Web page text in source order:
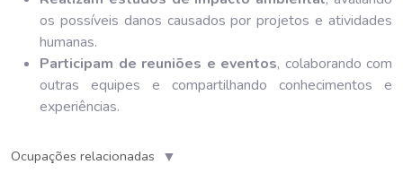
os possíveis danos causados por projetos e atividades
humanas.
Participam de reuniões e eventos, colaborando com
outras equipes e compartilhando conhecimentos e
experiências.
Ocupações relacionadas ▼